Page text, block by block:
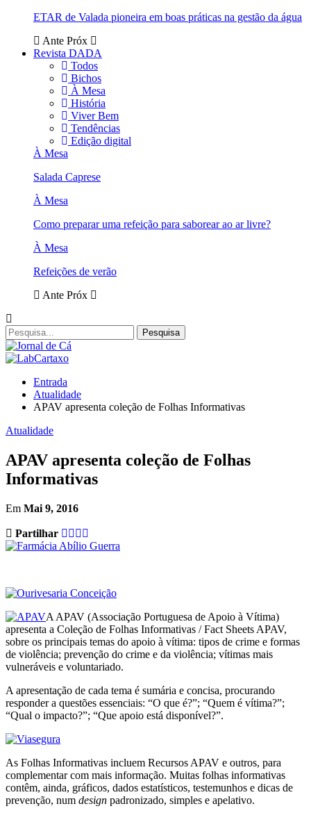
ETAR de Valada pioneira em boas práticas na gestão da água
Ante Próx
Revista DADA
Todos
Bichos
À Mesa
História
Viver Bem
Tendências
Edição digital
À Mesa
Salada Caprese
À Mesa
Como preparar uma refeição para saborear ao ar livre?
À Mesa
Refeições de verão
Ante Próx
Entrada
Atualidade
APAV apresenta coleção de Folhas Informativas
Atualidade
APAV apresenta coleção de Folhas
Informativas
Em Mai 9, 2016
Partilhar
A APAV (Associação Portuguesa de Apoio à Vítima)
apresenta a Coleção de Folhas Informativas / Fact Sheets APAV,
sobre os principais temas do apoio à vítima: tipos de crime e formas
de violência; prevenção do crime e da violência; vítimas mais
vulneráveis e voluntariado.
A apresentação de cada tema é sumária e concisa, procurando
responder a questões essenciais: “O que é?”; “Quem é vítima?”;
“Qual o impacto?”; “Que apoio está disponível?”.
As Folhas Informativas incluem Recursos APAV e outros, para
complementar com mais informação. Muitas folhas informativas
contêm, ainda, gráficos, dados estatísticos, testemunhos e dicas de
prevenção, num design padronizado, simples e apelativo.